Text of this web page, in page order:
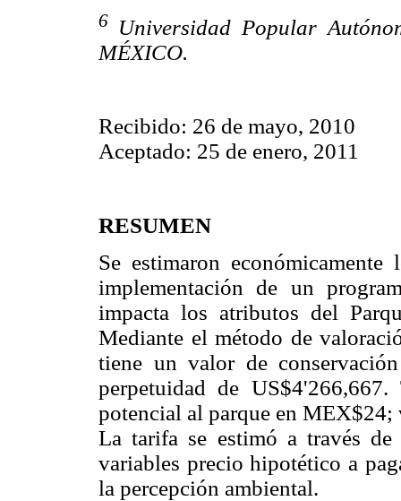
6 Universidad Popular
MÉXICO.
Recibido: 26 de mayo, 2010
Aceptado: 25 de enero, 2011
RESUMEN
Se estimaron
implementación de un
impacta los atributos del
Mediante el método de
tiene un valor de
perpetuidad de
potencial al parque en MEX$24;
La tarifa se estimó a través
variables precio hipotético a
la percepción ambiental.